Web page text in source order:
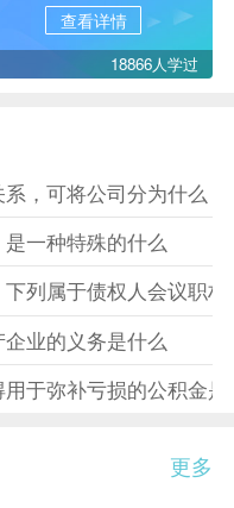
查看详情
18866人学过
，可将公司分为什么
一种特殊的什么
列属于债权人会议职
业的义务是什么
于弥补亏损的公积金是
更多